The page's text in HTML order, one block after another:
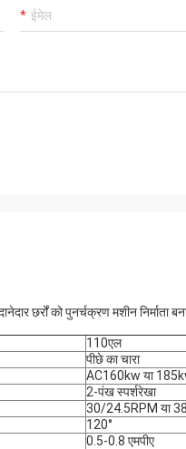
छर्रों को पुनर्चक्रण मशीन निर्माता
110एल
पीछे का चारा
AC160kw या
2-पंख स्पर्शरेखा
30/24.5RPM या
120°
0.5-0.8 एमपीए